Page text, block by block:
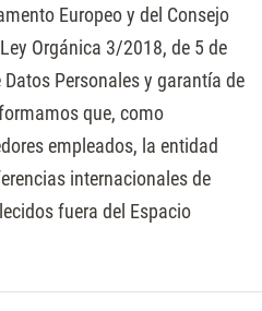
Europeo y del Consejo
Orgánica 3/2018, de 5 de
Personales y garantía de
que, como
empleados, la entidad
internacionales de
fuera del Espacio